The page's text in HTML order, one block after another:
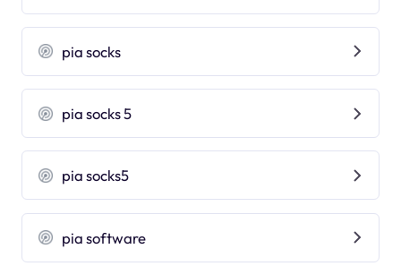
pia socks
pia socks 5
pia socks5
pia software